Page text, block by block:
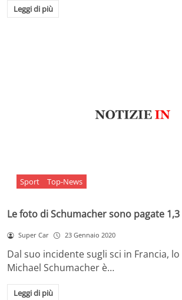
Leggi di più
Sport Top-News
Le foto di Schumacher sono pagate
Super Car 23 Gennaio 2020
Dal suo incidente sugli sci in Francia,
Michael Schumacher è…
Leggi di più